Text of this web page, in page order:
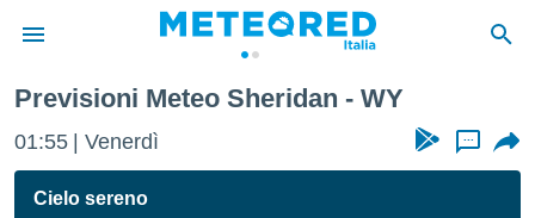
di
Previsioni Meteo Sheridan - WY
01:55 Venerdì ...
Cielo sereno